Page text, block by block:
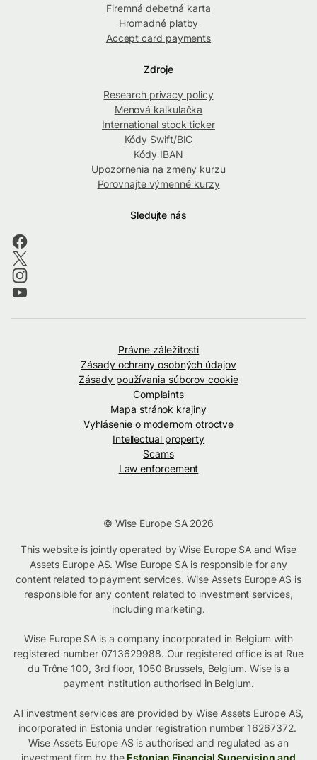
Firemná debetná karta
Hromadné platby
Accept card payments
Zdroje
Research privacy policy
Menová kalkulačka
International stock ticker
Kódy Swift/BIC
Kódy IBAN
Upozornenia na zmeny kurzu
Porovnajte výmenné kurzy
Sledujte nás
Právne záležitosti
Zásady ochrany osobných údajov
Zásady používania súborov cookie
Complaints
Mapa stránok krajiny
Vyhlásenie o modernom otroctve
Intellectual property
Scams
Law enforcement
© Wise Europe SA 2026
This website is jointly operated by Wise Europe SA and Wise
Assets Europe AS. Wise Europe SA is responsible for any
content related to payment services. Wise Assets Europe AS is
responsible for any content related to investment services,
including marketing.
Wise Europe SA is a company incorporated in Belgium with
registered number 0713629988. Our registered office is at Rue
du Trône 100, 3rd floor, 1050 Brussels, Belgium. Wise is a
payment institution authorised in Belgium.
All investment services are provided by Wise Assets Europe AS,
incorporated in Estonia under registration number 16267372.
Wise Assets Europe AS is authorised and regulated as an
investment firm by the Estonian Financial Supervision and